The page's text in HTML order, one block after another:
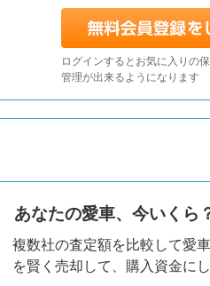
ログインするとお気に入りの
管理が出来るようになります
あなたの愛車、今いくら
複数社の査定額を比較して愛
を賢く売却して、購入資金に